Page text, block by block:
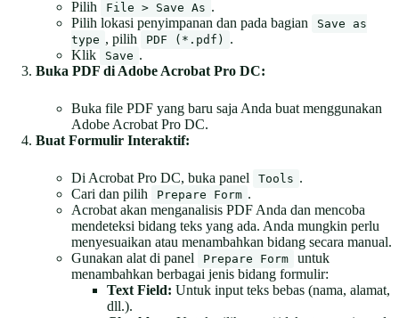
Pilih File > Save As .
Pilih lokasi penyimpanan dan pada bagian
Save as
type , pilih PDF (*.pdf)
.
Klik
Save .
Buka PDF di Adobe Acrobat Pro DC:
Buka file PDF yang baru saja Anda buat menggunakan
Adobe Acrobat Pro DC.
Buat Formulir Interaktif:
Di Acrobat Pro DC, buka panel Tools .
Cari dan pilih
Prepare Form .
Acrobat akan menganalisis PDF Anda dan mencoba
mendeteksi bidang teks yang ada. Anda mungkin perlu
menyesuaikan atau menambahkan bidang secara manual.
Gunakan alat di panel
Prepare Form
untuk
menambahkan berbagai jenis bidang formulir:
Text Field: Untuk input teks bebas (nama, alamat,
dll.).